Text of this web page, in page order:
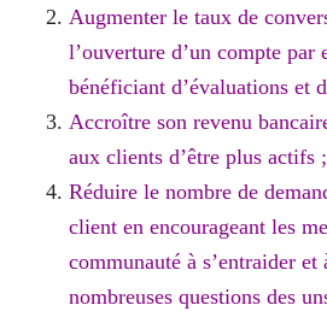
Augmenter le taux de
l’ouverture d’un compte par
bénéficiant d’évaluations et
Accroître son revenu
aux clients d’être plus actifs ;
Réduire le nombre de
client en encourageant les
communauté à s’entraider et
nombreuses questions des